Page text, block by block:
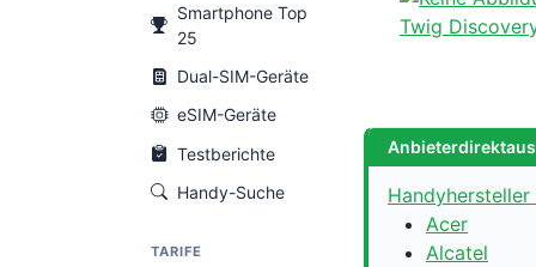
Smartphone Top
25
Dual-SIM-Geräte
eSIM-Geräte
Testberichte
Handy-Suche
TARIFE
Twig
Handyhersteller
Acer
Alcatel